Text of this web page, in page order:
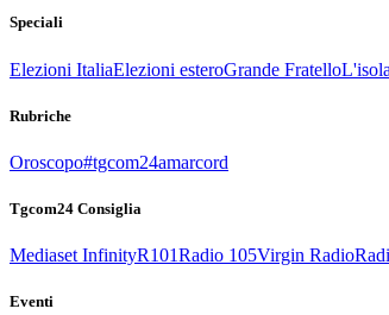
Speciali
Elezioni ItaliaElezioni esteroGrande Fratello
Rubriche
Oroscopo#tgcom24amarcord
Tgcom24 Consiglia
Mediaset InfinityR101Radio 105Virgin Radio
Eventi